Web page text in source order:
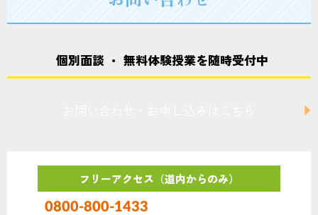
個別面談 ・ 無料体験授業を随時受付中
フリーアクセス（道内からのみ）
0800-800-1433